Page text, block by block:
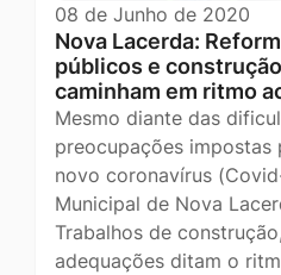
08 de Junho de 2020
Nova Lacerda:
públicos e
caminham em ritmo
Mesmo diante das
preocupações impostas
novo coronavírus
Municipal de Nova
Trabalhos de
adequações ditam o